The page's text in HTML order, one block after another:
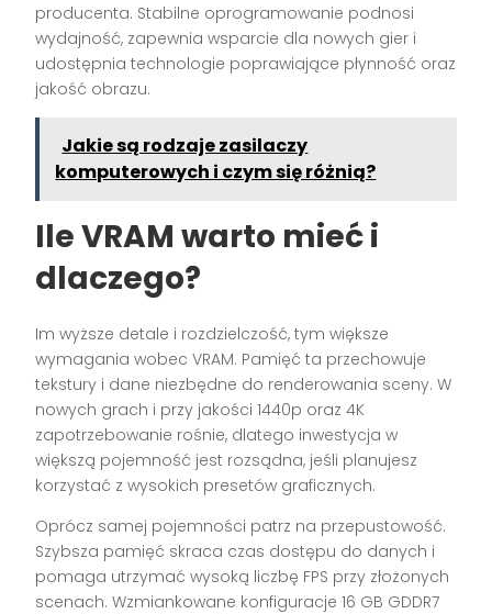
producenta. Stabilne oprogramowanie podnosi
wydajność, zapewnia wsparcie dla nowych gier i
udostępnia technologie poprawiające płynność oraz
jakość obrazu.
Jakie są rodzaje zasilaczy
komputerowych i czym się różnią?
Ile VRAM warto mieć i
dlaczego?
Im wyższe detale i rozdzielczość, tym większe
wymagania wobec VRAM. Pamięć ta przechowuje
tekstury i dane niezbędne do renderowania sceny. W
nowych grach i przy jakości 1440p oraz 4K
zapotrzebowanie rośnie, dlatego inwestycja w
większą pojemność jest rozsądna, jeśli planujesz
korzystać z wysokich presetów graficznych.
Oprócz samej pojemności patrz na przepustowość.
Szybsza pamięć skraca czas dostępu do danych i
pomaga utrzymać wysoką liczbę FPS przy złożonych
scenach. Wzmiankowane konfiguracje 16 GB GDDR7